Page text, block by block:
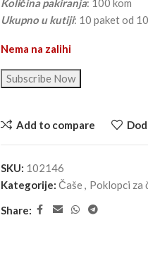
Količina pakiranja: 100 kom
Ukupno u kutiji: 10 paket od
Nema na zalihi
Subscribe Now
Add to compare
SKU: 102146
Kategorije: Čaše, Poklopci za
Share: